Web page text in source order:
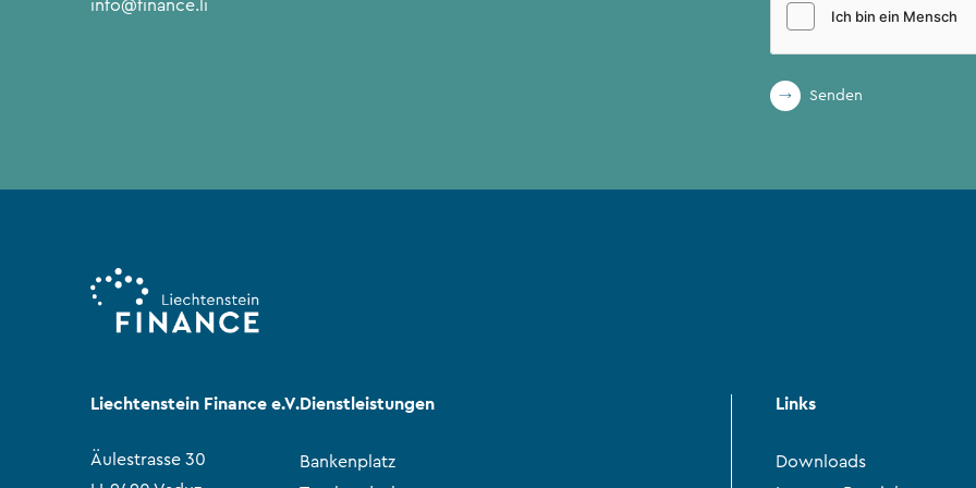
info@finance.li
Senden
Liechtenstein Finance e.V.
Äulestrasse 30
Dienstleistungen
Bankenplatz
Links
Downloads